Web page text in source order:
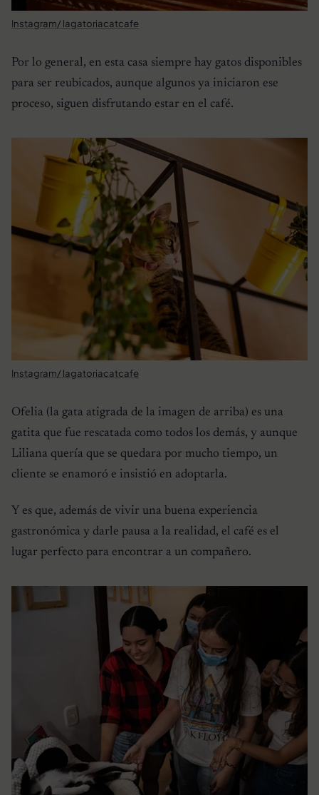
Instagram/ lagatoriacatcafe
Por lo general, en esta casa siempre hay gatos disponibles
para ser reubicados, aunque algunos ya iniciaron ese
proceso, siguen disfrutando estar en el café.
Instagram/ lagatoriacatcafe
Ofelia (la gata atigrada de la imagen de arriba) es una
gatita que fue rescatada como todos los demás, y aunque
Liliana quería que se quedara por mucho tiempo, un
cliente se enamoró e insistió en adoptarla.
Y es que, además de vivir una buena experiencia
gastronómica y darle pausa a la realidad, el café es el
lugar perfecto para encontrar a un compañero.